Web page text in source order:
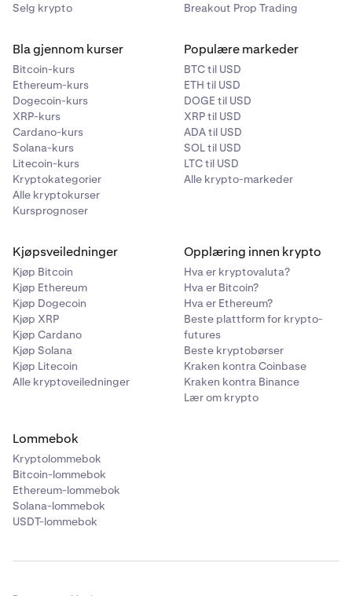
Selg krypto
Breakout Prop Trading
Bla gjennom kurser
Bitcoin-kurs
Ethereum-kurs
Dogecoin-kurs
XRP-kurs
Cardano-kurs
Solana-kurs
Litecoin-kurs
Kryptokategorier
Alle kryptokurser
Kursprognoser
Populære markeder
BTC til USD
ETH til USD
DOGE til USD
XRP til USD
ADA til USD
SOL til USD
LTC til USD
Alle krypto-markeder
Kjøpsveiledninger
Kjøp Bitcoin
Kjøp Ethereum
Kjøp Dogecoin
Kjøp XRP
Kjøp Cardano
Kjøp Solana
Kjøp Litecoin
Alle kryptoveiledninger
Opplæring innen krypto
Hva er kryptovaluta?
Hva er Bitcoin?
Hva er Ethereum?
Beste plattform for krypto-
futures
Beste kryptobørser
Kraken kontra Coinbase
Kraken kontra Binance
Lær om krypto
Lommebok
Kryptolommebok
Bitcoin-lommebok
Ethereum-lommebok
Solana-lommebok
USDT-lommebok